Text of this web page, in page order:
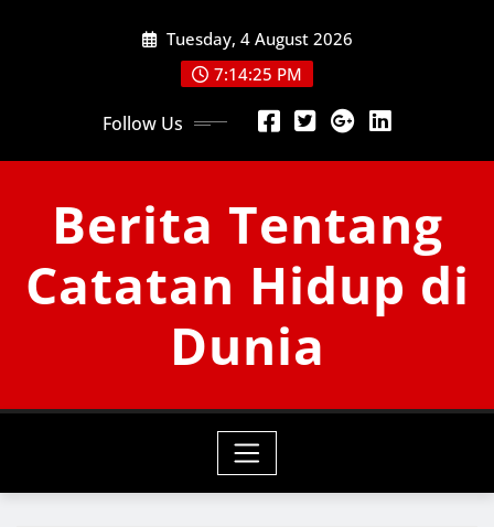
Tuesday, 4 August 2026
7:14:27 PM
Follow Us
Berita Tentang
Catatan Hidup di
Dunia